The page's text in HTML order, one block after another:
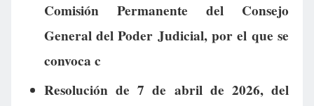
Comisión Permanente del Consejo
General del Poder Judicial, por el que se
convoca c
Resolución de 7 de abril de 2026, del